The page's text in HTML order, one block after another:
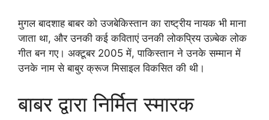
मुगल बादशाह बाबर को उजबेकिस्तान का राष्ट्रीय नायक भी माना
जाता था, और उनकी कई कविताएं उनकी लोकप्रिय उज़्बेक लोक
गीत बन गए। अक्टूबर 2005 में, पाकिस्तान ने उनके सम्मान में
उनके नाम से बाबुर क्रूज मिसाइल विकसित की थी।
बाबर द्वारा निर्मित स्मारक